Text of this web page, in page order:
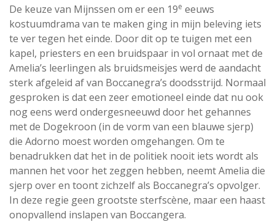
De keuze van Mijnssen om er een 19e eeuws
kostuumdrama van te maken ging in mijn beleving iets
te ver tegen het einde. Door dit op te tuigen met een
kapel, priesters en een bruidspaar in vol ornaat met de
Amelia’s leerlingen als bruidsmeisjes werd de aandacht
sterk afgeleid af van Boccanegra’s doodsstrijd. Normaal
gesproken is dat een zeer emotioneel einde dat nu ook
nog eens werd ondergesneeuwd door het gehannes
met de Dogekroon (in de vorm van een blauwe sjerp)
die Adorno moest worden omgehangen. Om te
benadrukken dat het in de politiek nooit iets wordt als
mannen het voor het zeggen hebben, neemt Amelia die
sjerp over en toont zichzelf als Boccanegra’s opvolger.
In deze regie geen grootste sterfscène, maar een haast
onopvallend inslapen van Boccangera.